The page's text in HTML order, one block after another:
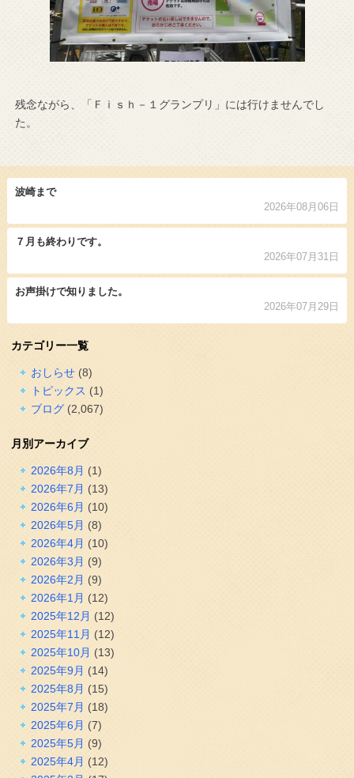
残念ながら、「Ｆｉｓｈ－１グランプリ」には行けませんでし
た。
波崎まで
2026年08月06日
７月も終わりです。
2026年07月31日
お声掛けで知りました。
2026年07月29日
カテゴリー一覧
おしらせ(8)
トピックス (1)
ブログ(2,067)
月別アーカイブ
2026年8月 (1)
2026年7月 (13)
2026年6月 (10)
2026年5月 (8)
2026年4月 (10)
2026年3月 (9)
2026年2月 (9)
2026年1月 (12)
2025年12月 (12)
2025年11月 (12)
2025年10月 (13)
2025年9月 (14)
2025年8月 (15)
2025年7月 (18)
2025年6月 (7)
2025年5月 (9)
2025年4月 (12)